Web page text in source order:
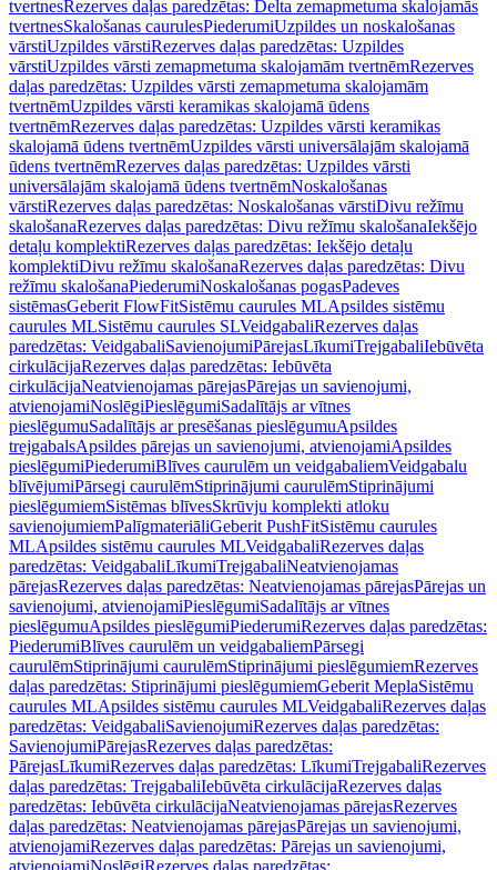
tvertnesRezerves daļas paredzētas: Delta zemapmetuma skalojamās
tvertnesSkalošanas caurulesPiederumiUzpildes un noskalošanas
vārstiUzpildes vārstiRezerves daļas paredzētas: Uzpildes
vārstiUzpildes vārsti zemapmetuma skalojamām tvertnēmRezerves
daļas paredzētas: Uzpildes vārsti zemapmetuma skalojamām
tvertnēmUzpildes vārsti keramikas skalojamā ūdens
tvertnēmRezerves daļas paredzētas: Uzpildes vārsti keramikas
skalojamā ūdens tvertnēmUzpildes vārsti universālajām skalojamā
ūdens tvertnēmRezerves daļas paredzētas: Uzpildes vārsti
universālajām skalojamā ūdens tvertnēmNoskalošanas
vārstiRezerves daļas paredzētas: Noskalošanas vārstiDivu režīmu
skalošanaRezerves daļas paredzētas: Divu režīmu skalošanaIekšējo
detaļu komplektiRezerves daļas paredzētas: Iekšējo detaļu
komplektiDivu režīmu skalošanaRezerves daļas paredzētas: Divu
režīmu skalošanaPiederumiNoskalošanas pogasPadeves
sistēmasGeberit FlowFitSistēmu caurules MLApsildes sistēmu
caurules MLSistēmu caurules SLVeidgabaliRezerves daļas
paredzētas: VeidgabaliSavienojumiPārejasLīkumiTrejgabaliIebūvēta
cirkulācijaRezerves daļas paredzētas: Iebūvēta
cirkulācijaNeatvienojamas pārejasPārejas un savienojumi,
atvienojamiNoslēgiPieslēgumiSadalītājs ar vītnes
pieslēgumuSadalītājs ar presēšanas pieslēgumuApsildes
trejgabalsApsildes pārejas un savienojumi, atvienojamiApsildes
pieslēgumiPiederumiBlīves caurulēm un veidgabaliemVeidgabalu
blīvējumiPārsegi caurulēmStiprinājumi caurulēmStiprinājumi
pieslēgumiemSistēmas blīvesSkrūvju komplekti atloku
savienojumiemPalīgmateriāliGeberit PushFitSistēmu caurules
MLApsildes sistēmu caurules MLVeidgabaliRezerves daļas
paredzētas: VeidgabaliLīkumiTrejgabaliNeatvienojamas
pārejasRezerves daļas paredzētas: Neatvienojamas pārejasPārejas un
savienojumi, atvienojamiPieslēgumiSadalītājs ar vītnes
pieslēgumuApsildes pieslēgumiPiederumiRezerves daļas paredzētas:
PiederumiBlīves caurulēm un veidgabaliemPārsegi
caurulēmStiprinājumi caurulēmStiprinājumi pieslēgumiemRezerves
daļas paredzētas: Stiprinājumi pieslēgumiemGeberit MeplaSistēmu
caurules MLApsildes sistēmu caurules MLVeidgabaliRezerves daļas
paredzētas: VeidgabaliSavienojumiRezerves daļas paredzētas:
SavienojumiPārejasRezerves daļas paredzētas:
PārejasLīkumiRezerves daļas paredzētas: LīkumiTrejgabaliRezerves
daļas paredzētas: TrejgabaliIebūvēta cirkulācijaRezerves daļas
paredzētas: Iebūvēta cirkulācijaNeatvienojamas pārejasRezerves
daļas paredzētas: Neatvienojamas pārejasPārejas un savienojumi,
atvienojamiRezerves daļas paredzētas: Pārejas un savienojumi,
atvienojamiNoslēgiRezerves daļas paredzētas: